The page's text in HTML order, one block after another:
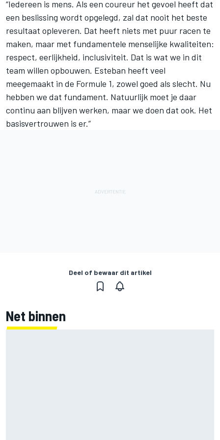
“Iedereen is mens. Als een coureur het gevoel heeft dat
een beslissing wordt opgelegd, zal dat nooit het beste
resultaat opleveren. Dat heeft niets met puur racen te
maken, maar met fundamentele menselijke kwaliteiten:
respect, eerlijkheid, inclusiviteit. Dat is wat we in dit
team willen opbouwen. Esteban heeft veel
meegemaakt in de Formule 1, zowel goed als slecht. Nu
hebben we dat fundament. Natuurlijk moet je daar
continu aan blijven werken, maar we doen dat ook. Het
basisvertrouwen is er.”
Deel of bewaar dit artikel
Net binnen